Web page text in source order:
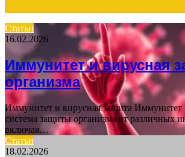
for
Статьи
16.02.2026
Иммунитет и вирусная
организма
Иммунитет и вирусная защита Иммунитет
система защиты организма от различных
включая…
Статьи
18.02.2026